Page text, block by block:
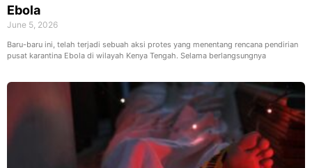
Ebola
June 5, 2026
Baru-baru ini, telah terjadi sebuah aksi protes yang menentang rencana pendirian
pusat karantina Ebola di wilayah Kenya Tengah. Selama berlangsungnya